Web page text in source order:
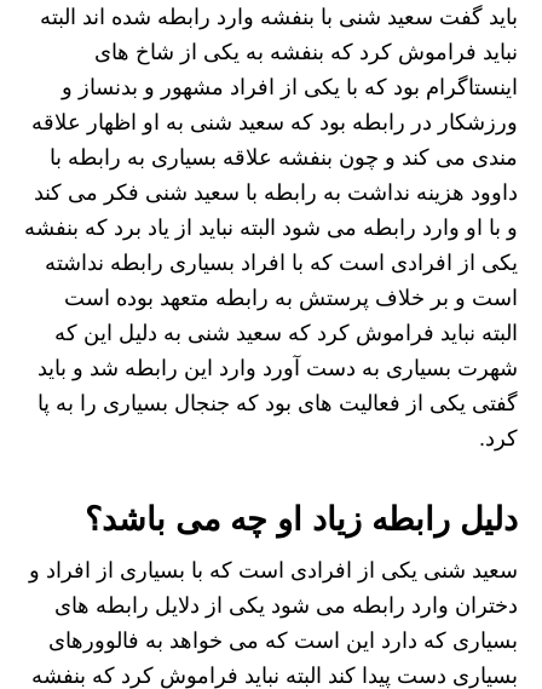
باید گفت سعید شنی با بنفشه وارد رابطه شده اند البته
نباید فراموش کرد که بنفشه به یکی از شاخ های
اینستاگرام بود که با یکی از افراد مشهور و بدنساز و
ورزشکار در رابطه بود که سعید شنی به او اظهار علاقه
مندی می کند و چون بنفشه علاقه بسیاری به رابطه با
داوود هزینه نداشت به رابطه با سعید شنی فکر می ‌کند
و با او وارد رابطه می ‌شود البته نباید از یاد برد که بنفشه
یکی از افرادی است که با افراد بسیاری رابطه نداشته
است و بر خلاف پرستش به رابطه متعهد بوده است
البته نباید فراموش کرد که سعید شنی به دلیل این که
شهرت بسیاری به دست آورد وارد این رابطه شد و باید
گفتی یکی از فعالیت ‌های بود که جنجال بسیاری را به پا
کرد.
دلیل رابطه زیاد او چه می باشد؟
سعید شنی یکی از افرادی است که با بسیاری از افراد و
دختران وارد رابطه می شود یکی از دلایل رابطه های
بسیاری که دارد این است که می‌ خواهد به فالوورهای
بسیاری دست پیدا کند البته نباید فراموش کرد که بنفشه